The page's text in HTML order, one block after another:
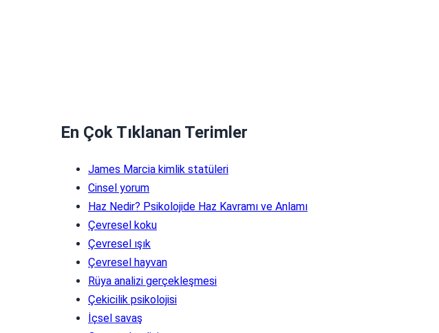
En Çok Tıklanan Terimler
James Marcia kimlik statüleri
Cinsel yorum
Haz Nedir? Psikolojide Haz Kavramı ve Anlamı
Çevresel koku
Çevresel ışık
Çevresel hayvan
Rüya analizi gerçekleşmesi
Çekicilik psikolojisi
İçsel savaş